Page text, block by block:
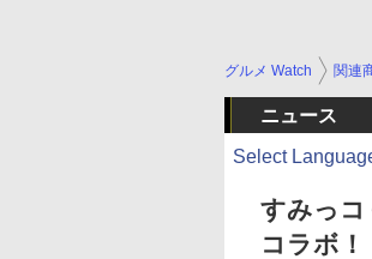
グルメ Watch 関連
ニュース
Select
すみっ
コラボ